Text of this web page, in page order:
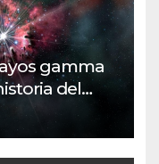
gamma
del